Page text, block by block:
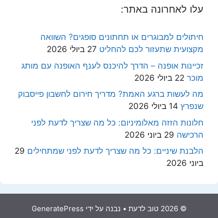
עלו לאחרונה באתר:
חיתולים למבוגרים או תחתונים סופגים? השוואה
מקצועית שתעזור לכם להחליט 27 ביולי 2026
זכיינות אופנה – הדרך להיכנס לענף האופנה עם מותג
מוכר 22 ביולי 2026
מה לעשות ברגע האמת? מדריך חירום לחשבון פייסבוק
שנפרץ 14 ביולי 2026
חלונות הזזה מאלומיניום: כל מה שצריך לדעת לפני
הרכישה 29 ביוני 2026
הלבנת שיניים: כל מה שצריך לדעת לפני שמתחילים 29
ביוני 2026
© 2026 טוב לדעת • נבנה על ידי GeneratePress